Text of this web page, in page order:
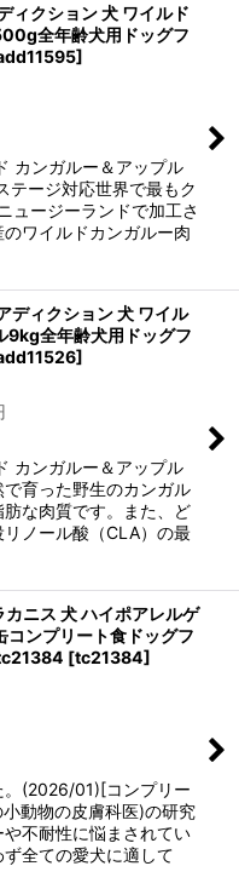
クション 犬 ワイルド
全年齢犬用ドッグフ
]
カンガルー＆アップル
テージ対応世界で最もク
ュージーランドで加工さ
ワイルドカンガルー肉
ディクション 犬 ワイル
9kg全年齢犬用ドッグフ
]
カンガルー＆アップル
育った野生のカンガル
な肉質です。また、ど
ノール酸（CLA）の最
ニス 犬 ハイポアレルゲ
ンプリート食ドッグフ
[tc21384]
。(2026/01)[コンプリー
動物の皮膚科医)の研究
不耐性に悩まされてい
全ての愛犬に適して